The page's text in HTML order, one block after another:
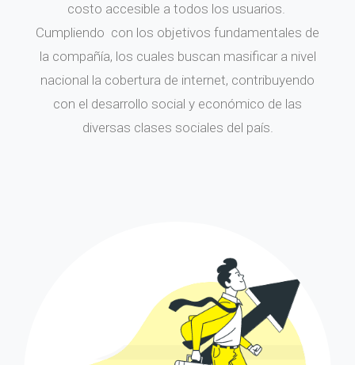
costo accesible a todos los usuarios.
Cumpliendo con los objetivos fundamentales de
la compañía, los cuales buscan masificar a nivel
nacional la cobertura de internet, contribuyendo
con el desarrollo social y económico de las
diversas clases sociales del país.